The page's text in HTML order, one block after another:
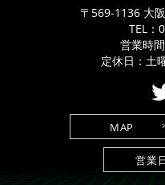
〒569-1136 大
TEL：
営業時
定休日：土
MAP
営業